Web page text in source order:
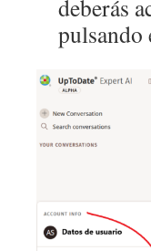
deberás
pulsando